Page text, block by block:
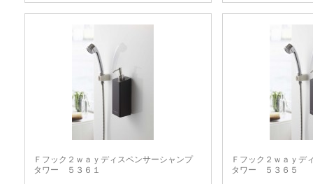
Ｆフック２ｗａｙディスペンサーシャンプ
タワー ５３６１
Ｆフック２ｗａｙ
タワー ５３６５